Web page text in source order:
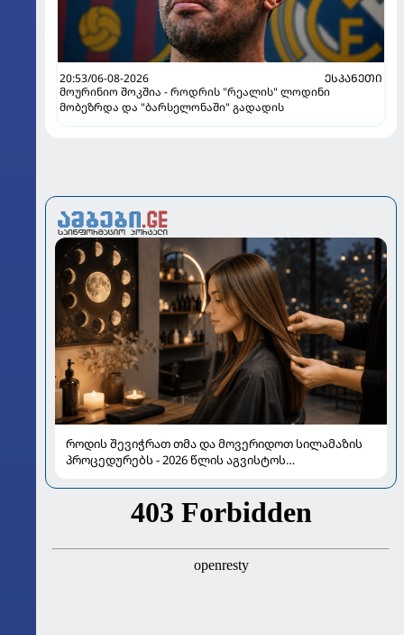
20:53/06-08-2026
ᲔᲡᲞᲐᲜᲔᲗᲘ
მოურინიო შოკშია - როდრის "რეალის" ლოდინი
მობეზრდა და "ბარსელონაში" გადადის
როდის შევიჭრათ თმა და მოვერიდოთ სილამაზის
პროცედურებს - 2026 წლის აგვისტოს